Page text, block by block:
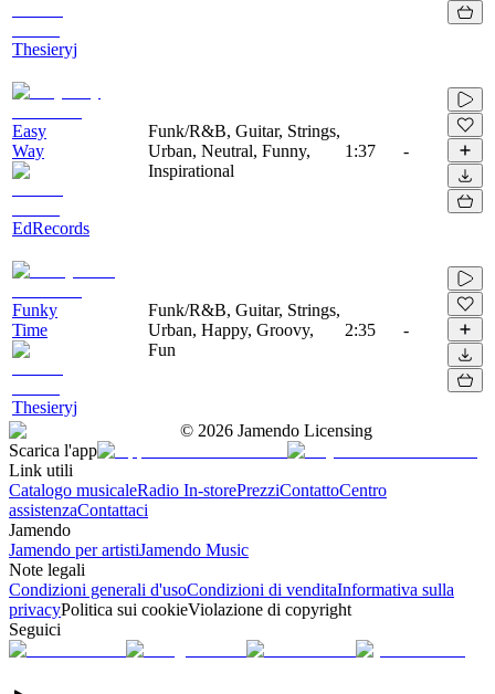
Thesieryj
Easy
Way
EdRecords
Funk/R&B, Guitar, Strings,
Urban, Neutral, Funny,
Inspirational
1:37 -
Funky
Time
Thesieryj
Funk/R&B, Guitar, Strings,
Urban, Happy, Groovy,
Fun
2:35 -
© 2026 Jamendo Licensing
Scarica l'app
Link utili
Catalogo musicaleRadio In-storePrezziContattoCentro
assistenzaContattaci
Jamendo
Jamendo per artistiJamendo Music
Note legali
Condizioni generali d'usoCondizioni di venditaInformativa sulla
privacyPolitica sui cookieViolazione di copyright
Seguici